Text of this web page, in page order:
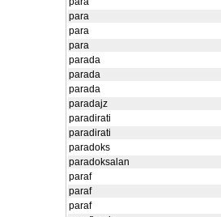
para
para
para
parada
parada
parada
paradajz
paradirati
paradirati
paradoks
paradoksalan
paraf
paraf
paraf